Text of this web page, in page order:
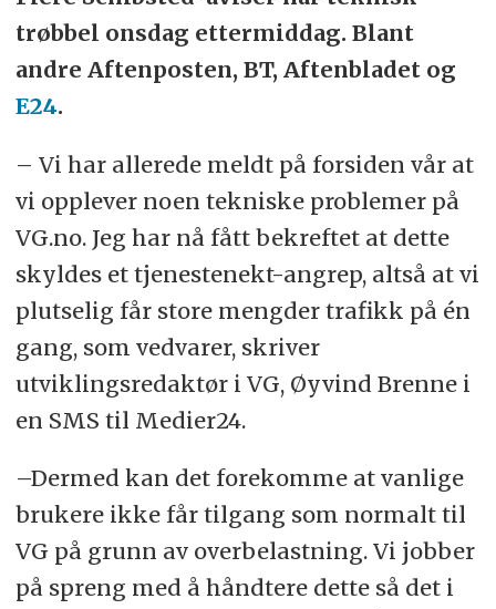
trøbbel onsdag ettermiddag. Blant
andre Aftenposten, BT, Aftenbladet og
E24.
– Vi har allerede meldt på forsiden vår at
vi opplever noen tekniske problemer på
VG.no. Jeg har nå fått bekreftet at dette
skyldes et tjenestenekt-angrep, altså at vi
plutselig får store mengder trafikk på én
gang, som vedvarer, skriver
utviklingsredaktør i VG, Øyvind Brenne i
en SMS til Medier24.
–Dermed kan det forekomme at vanlige
brukere ikke får tilgang som normalt til
VG på grunn av overbelastning. Vi jobber
på spreng med å håndtere dette så det i